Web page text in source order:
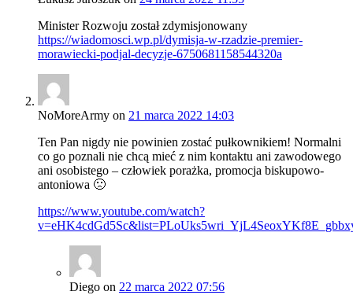
Minister Rozwoju został zdymisjonowany
https://wiadomosci.wp.pl/dymisja-w-rzadzie-premier-
morawiecki-podjal-decyzje-6750681158544320a
NoMoreArmy on 21 marca 2022 14:03
Ten Pan nigdy nie powinien zostać pułkownikiem! Normalni
co go poznali nie chcą mieć z nim kontaktu ani zawodowego
ani osobistego – człowiek porażka, promocja biskupowo-
antoniowa 🙁
https://www.youtube.com/watch?
Diego on 22 marca 2022 07:56